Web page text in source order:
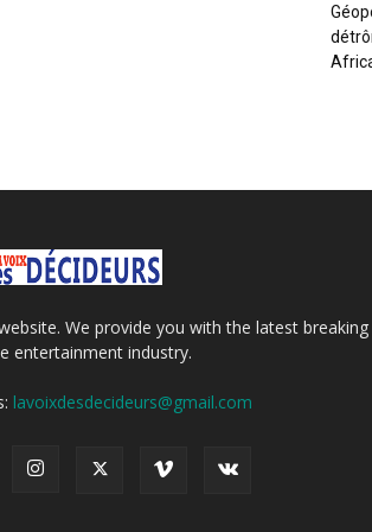
We provide you with the latest
entertainment industry.
lavoixdesdecideurs@gmail.com